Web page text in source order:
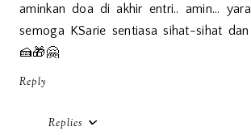
aminkan doa di akhir entri.. amin...
semoga KSarie sentiasa sihat-sihat
🍰🎁🤗
Reply
Replies